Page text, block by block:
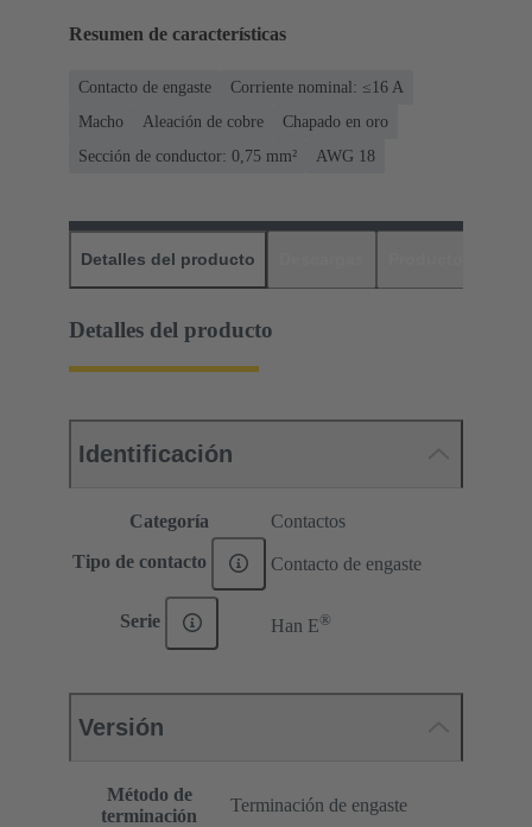
Resumen de características
Contacto de engaste
Corriente nominal: ≤16 A
Macho
Aleación de cobre
Chapado en oro
Sección de conductor: 0,75 mm²
AWG 18
Detalles del producto
Detalles del producto
Identificación
Categoría Contactos
Tipo de contacto Contacto de engaste
Serie Han E®
Versión
Método de
terminación
Terminación de engaste